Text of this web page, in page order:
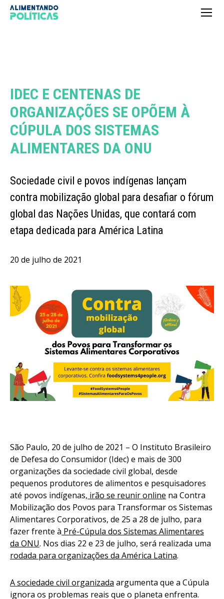
IDEC E CENTENAS DE
ORGANIZAÇÕES SE OPÕEM À
CÚPULA DOS SISTEMAS
ALIMENTARES DA ONU
Sociedade civil e povos indígenas lançam
contra mobilização global para desafiar o fórum
global das Nações Unidas, que contará com
etapa dedicada para América Latina
20 de julho de 2021
São Paulo, 20 de julho de 2021 – O Instituto Brasileiro
de Defesa do Consumidor (Idec) e mais de 300
organizações da sociedade civil global, desde
pequenos produtores de alimentos e pesquisadores
até povos indígenas, irão se reunir online na Contra
Mobilização dos Povos para Transformar os Sistemas
Alimentares Corporativos, de 25 a 28 de julho, para
fazer frente à Pré-Cúpula dos Sistemas Alimentares
da ONU. Nos dias 22 e 23 de julho, será realizada uma
rodada para organizações da América Latina.
A sociedade civil organizada argumenta que a Cúpula
ignora os problemas reais que o planeta enfrenta.